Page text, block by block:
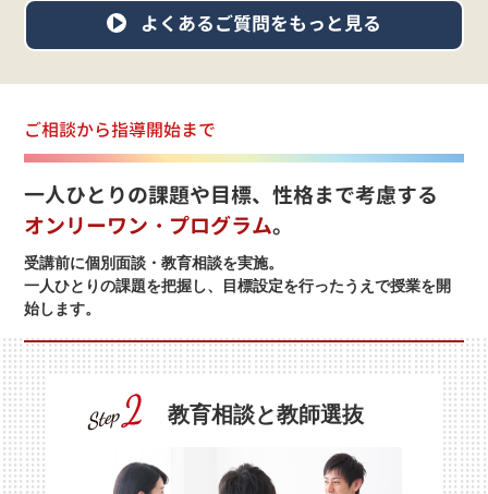
よくあるご質問をもっと見る
ご相談から指導開始まで
一人ひとりの課題や目標、性格まで考慮する
オンリーワン・プログラム。
受講前に個別面談・教育相談を実施。
一人ひとりの課題を把握し、目標設定を行ったうえで授業を開
始します。
教育相談と教師選抜